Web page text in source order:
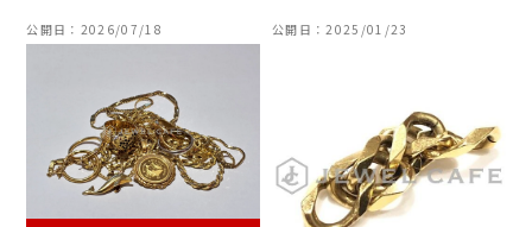
公開日：2026/07/18 公開日：2025/01/23